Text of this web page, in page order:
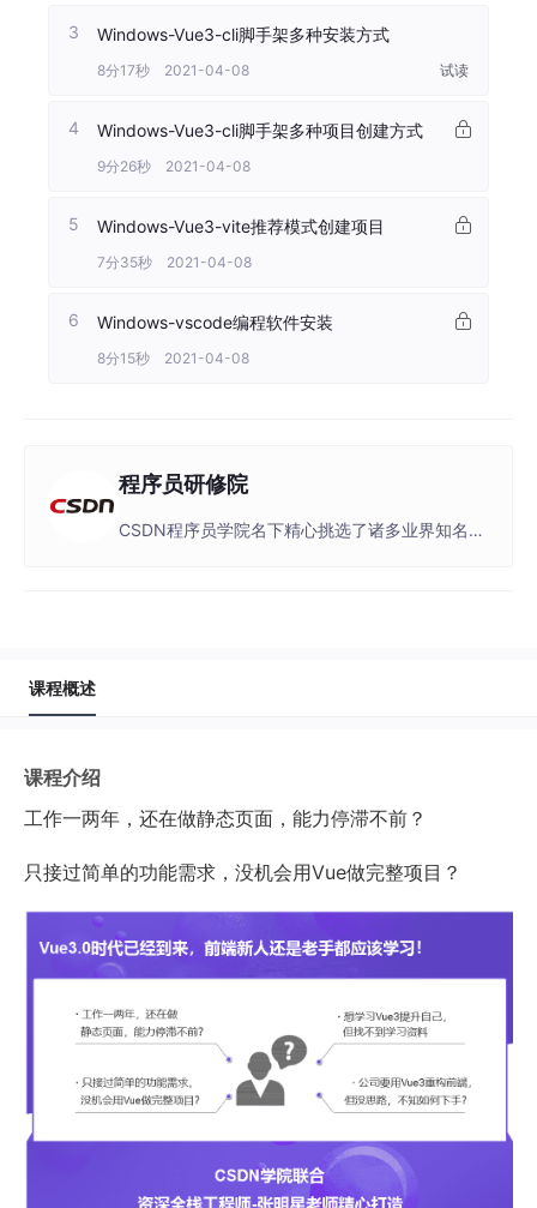
3 Windows-Vue3-cli脚手架多种安装方式
8分17秒 2021-04-08 试读
4 Windows-Vue3-cli脚手架多种项目创建方式
9分26秒 2021-04-08
5 Windows-Vue3-vite推荐模式创建项目
7分35秒 2021-04-08
6 Windows-vscode编程软件安装
8分15秒 2021-04-08
8 Mac-vue3-cli多种方式创建项目
10
9分18秒 2021-04-08
2 Vue3之v-for中Ref实现商品列表
11分44秒 2021-04-08
3 Vue3之v-if与v-for优先级
8分17秒 2021-04-08
Vue3之v-bind属性合并
7分53秒 2021-04-08
程序员研修院
CSDN程序员学院名下精心挑选了诸多业界知名讲
课程概述
课程介绍
工作一两年，还在做静态页面，能力停滞不前 ？
只接过简单的功能需求， 没机会用Vue做完整项目？